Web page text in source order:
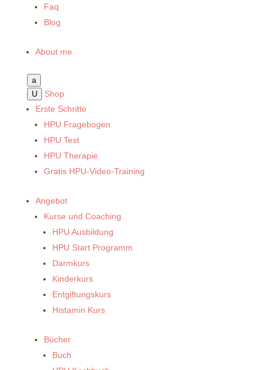
Faq
Blog
About me
a
U
Shop
Erste Schritte
HPU Fragebogen
HPU Test
HPU Therapie
Gratis HPU-Video-Training
Angebot
Kurse und Coaching
HPU Ausbildung
HPU Start Programm
Darmkurs
Kinderkurs
Entgiftungskurs
Histamin Kurs
Bücher
Buch